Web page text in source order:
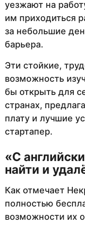
уезжают на
им приходиться
за небольшие
барьера.
Эти стойкие,
возможность
бы открыть для
странах,
плату и лучшие
стартапер.
«С
найти и
Как отмечает
полностью
возможности их